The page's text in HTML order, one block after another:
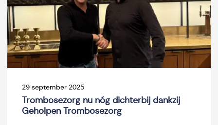
29 september 2025
Trombosezorg nu nóg dichterbij dankzij
Geholpen Trombosezorg